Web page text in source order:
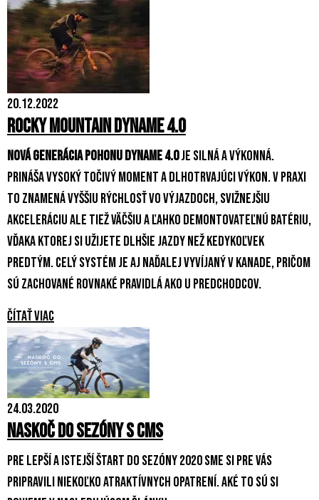
20.12.2022
Rocky Mountain Dyname 4.0
Nová generácia pohonu Dyname 4.0je silná a výkonná.
Prináša vysoký točivý moment a dlhotrvajúci výkon. V praxi
to znamená vyššiu rýchlosť vo výjazdoch, svižnejšiu
akceleráciu ale tiež väčšiu a ľahko demontovateľnú batériu,
vďaka ktorej si užijete dlhšie jazdy než kedykoľvek
predtým. Celý systém je aj naďalej vyvíjaný v Kanade, pričom
sú zachované rovnaké pravidlá ako u predchodcov.
Čítať viac
24.03.2020
Naskoč do sezóny s CMS
Pre lepší a istejší štart do sezóny 2020 sme si pre vás
pripravili niekoľko atraktívnych opatrení. Aké to sú si